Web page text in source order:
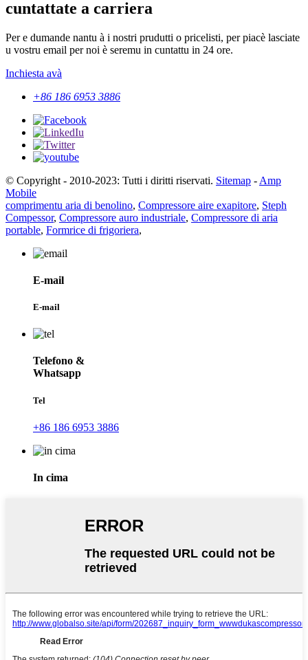
cuntattate a carriera
Per e dumande nantu à i nostri prudutti o pricelisti, per piacè lasciate
u vostru email per noi è seremu in cuntattu in 24 ore.
Inchiesta avà
+86 186 6953 3886
© Copyright - 2010-2023: Tutti i diritti riservati. Sitemap - Amp
Mobile
comprimentu aria di benolino, Compressore aire exapitore, Steph
Compessor, Compressore auro industriale, Compressore di aria
portable, Formrice di frigoriera,
E-mail
E-mail
Telefono &
Whatsapp
Tel
+86 186 6953 3886
In cima